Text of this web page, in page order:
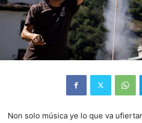
Non solo música ye lo que va